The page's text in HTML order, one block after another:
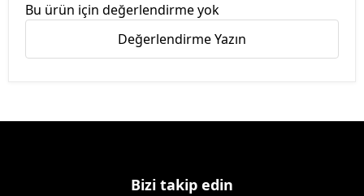
Bu ürün için değerlendirme yok
Değerlendirme Yazın
Bizi takip edin